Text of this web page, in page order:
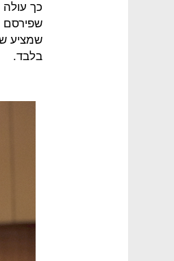
שמציע
בלבד.